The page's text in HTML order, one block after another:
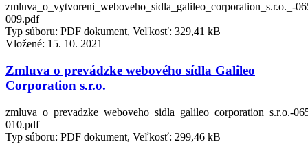
zmluva_o_vytvoreni_weboveho_sidla_galileo_corporation_s.r.o._-
009.pdf
Typ súboru: PDF dokument, Veľkosť: 329,41 kB
Vložené: 15. 10. 2021
Zmluva o prevádzke webového sídla Galileo
Corporation s.r.o.
zmluva_o_prevadzke_weboveho_sidla_galileo_corporation_s.r.o.-
010.pdf
Typ súboru: PDF dokument, Veľkosť: 299,46 kB